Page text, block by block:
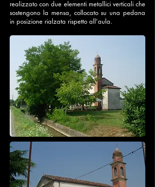
realizzato con due elementi metallici verticali che
sostengono la mensa, collocato su una pedana
in posizione rialzata rispetto all'aula.